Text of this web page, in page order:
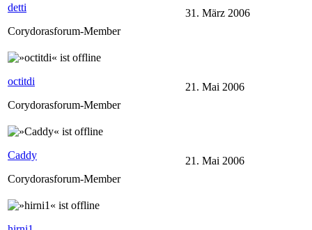
detti
Corydorasforum-Member
31. März 2006
octitdi
Corydorasforum-Member
21. Mai 2006
Caddy
Corydorasforum-Member
21. Mai 2006